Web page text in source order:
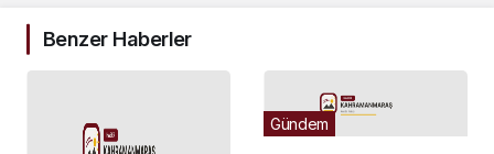
Benzer Haberler
Gündem